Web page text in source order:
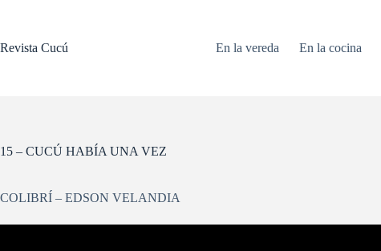
Revista Cucú
En la vereda En la cocina
15 – CUCÚ HABÍA UNA VEZ
COLIBRÍ – EDSON VELANDIA